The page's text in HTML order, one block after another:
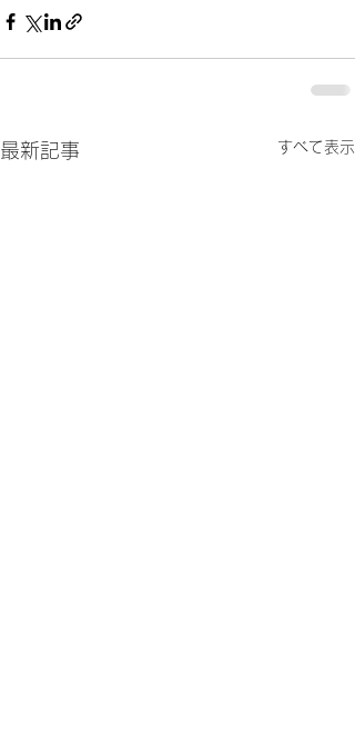
最新記事 すべて表示